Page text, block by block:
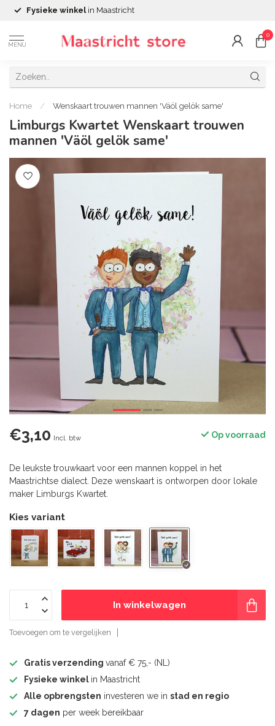
Fysieke winkel in Maastricht
MENU
0
Home / Wenskaart trouwen mannen 'Väöl gelök same'
Limburgs Kwartet Wenskaart trouwen
mannen 'Väöl gelök same'
€3,10 Incl. btw Op voorraad
De leukste trouwkaart voor een mannen koppel in het
Maastrichtse dialect. Deze wenskaart is ontworpen door lokale
maker Limburgs Kwartet.
Kies variant
In winkelwagen
Toevoegen om te vergelijken
Gratis verzending vanaf € 75,- (NL)
Fysieke winkel in Maastricht
Alle opbrengsten investeren we in stad en regio
7 dagen per week bereikbaar